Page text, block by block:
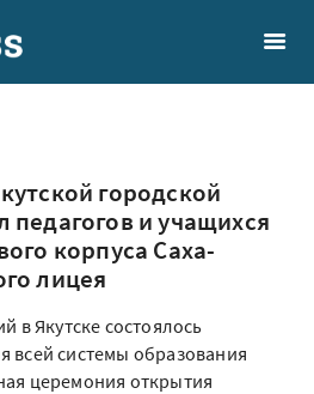
городской
и учащихся
корпуса Саха-
лицея
в Якутске состоялось
всей системы образования
церемония открытия